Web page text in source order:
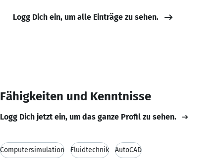
Logg Dich ein, um alle Einträge zu sehen.
Fähigkeiten und Kenntnisse
Logg Dich jetzt ein, um das ganze Profil zu sehen.
Computersimulation Fluidtechnik AutoCAD